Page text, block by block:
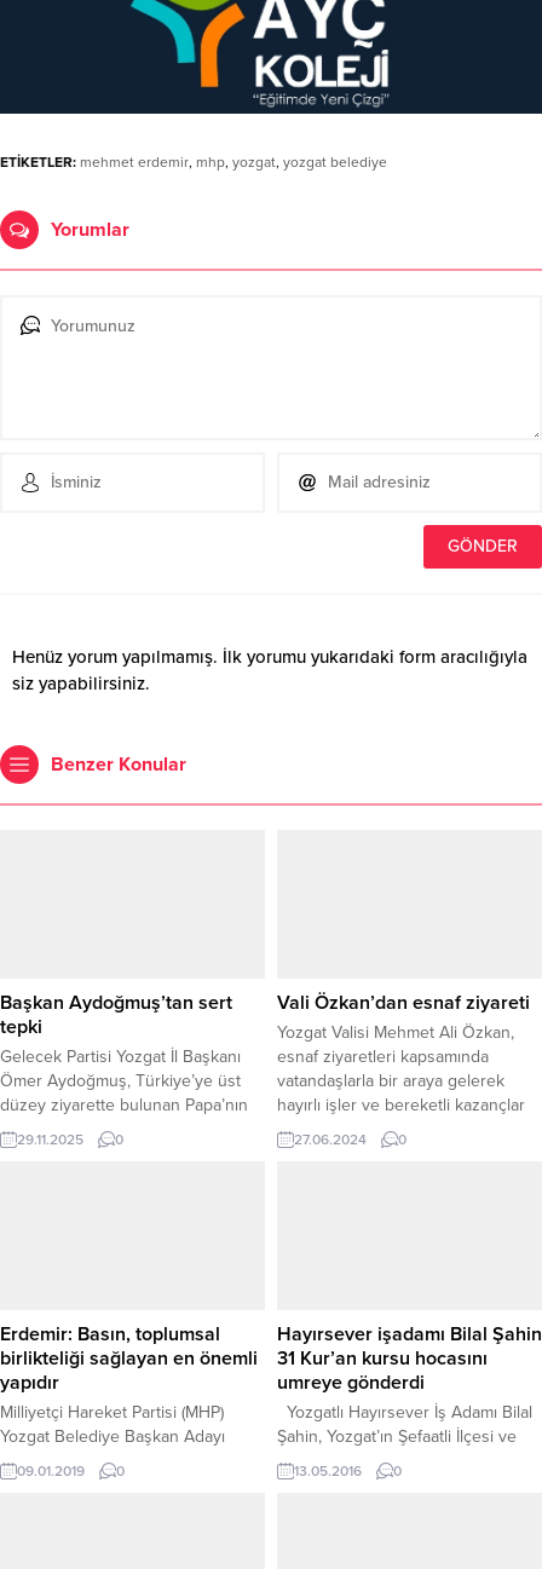
ETİKETLER: mehmet erdemir, mhp, yozgat, yozgat belediye
Yorumlar
Henüz yorum yapılmamış. İlk yorumu yukarıdaki form aracılığıyla
siz yapabilirsiniz.
Benzer Konular
Başkan Aydoğmuş’tan sert
tepki
Gelecek Partisi Yozgat İl Başkanı
Ömer Aydoğmuş, Türkiye’ye üst
düzey ziyarette bulunan Papa’nın
İznik Gölü kıyısındaki su altı
bazilikasında gerçekleştirdiği ayine
konunun sadece dini...
29.11.2025 0
Vali Özkan’dan esnaf ziyareti
Yozgat Valisi Mehmet Ali Özkan,
esnaf ziyaretleri kapsamında
vatandaşlarla bir araya gelerek
hayırlı işler ve bereketli kazançlar
diledi.27.06.2024 0
Erdemir: Basın, toplumsal
birlikteliği sağlayan en önemli
yapıdır
Milliyetçi Hareket Partisi (MHP)
Yozgat Belediye Başkan Adayı
Mehmet Erdemir, gelişen
teknolojiye rağmen iletişim
09.01.2019 0
Hayırsever işadamı Bilal Şahin
31 Kur’an kursu hocasını
umreye gönderdi
Yozgatlı Hayırsever İş Adamı Bilal
Şahin, Yozgat’ın Şefaatli İlçesi ve
merkez Kur’an kursu hocalarından
oluşan 31 kişilik kafileyi umreye
13.05.2016 0